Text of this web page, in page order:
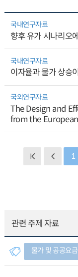
국내연구자료
향후 유가 시나리오
국내연구자료
이자율과 물가 상승
국외연구자료
The Design and
from the
1
관련 주제 자료
물가 및 공공요금